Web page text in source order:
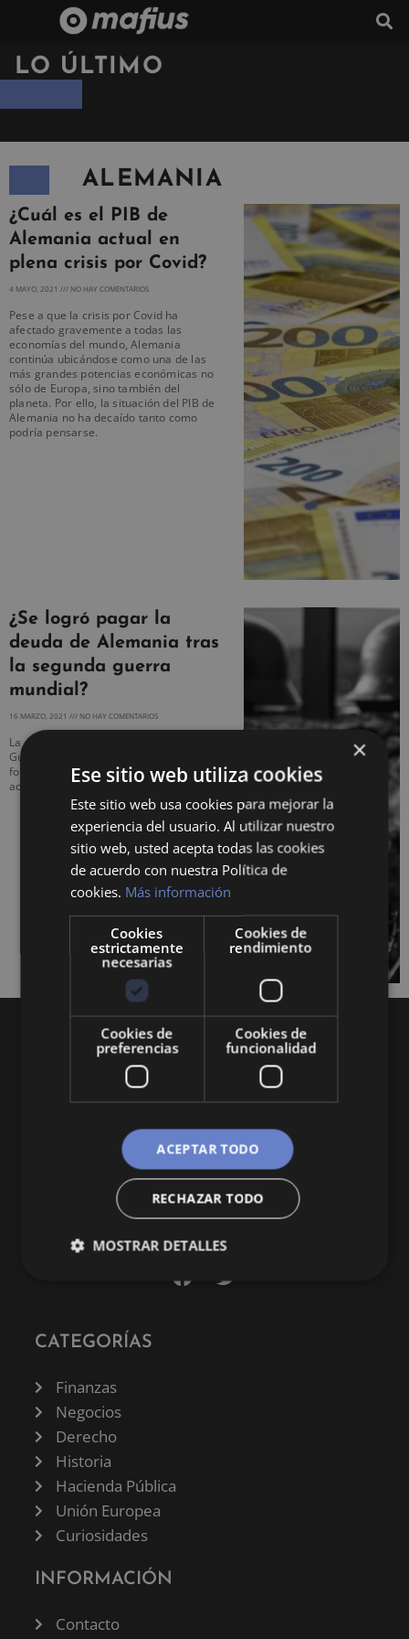
LO ÚLTIMO
ALEMANIA
¿Cuál es el PIB de
Alemania actual en
plena crisis por Covid?
4 MAYO, 2021 NO HAY COMENTARIOS
Pese a que la crisis por Covid ha
afectado gravemente a todas las
economías del mundo, Alemania
continúa ubicándose como una de las
más grandes potencias económicas no
sólo de Europa, sino también del
planeta. Por ello, la situación del PIB de
Alemania no ha decaído tanto como
podría pensarse.
¿Se logró pagar la
deuda de Alemania tras
la segunda guerra
mundial?
16 MARZO, 2021 NO HAY COMENTARIOS
La deuda de Alemania tras la Segunda
Guerra Mundial ha sido pagada de
forma económica, pero también con
activos industriales.
Queremos mantenerte al día en temas de
economía, finanzas, negocios, derecho, historia
y curiosidades sobre todo lo relacionado con la
economía y empresa.
CATEGORÍAS
Finanzas
Negocios
Derecho
Historia
Hacienda Pública
Unión Europea
Curiosidades
INFORMACIÓN
Contacto
×
Ese sitio web utiliza cookies
Este sitio web usa cookies para mejorar la
experiencia del usuario. Al utilizar nuestro
sitio web, usted acepta todas las cookies
de acuerdo con nuestra Política de
cookies. Más información
Cookies
estrictamente
necesarias
Cookies de
rendimiento
Cookies de
preferencias
Cookies de
funcionalidad
ACEPTAR TODO
RECHAZAR TODO
MOSTRAR DETALLES